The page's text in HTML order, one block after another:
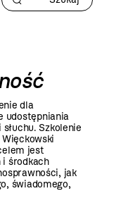
dla
udostępniania
Szkolenie
jest
i środkach
jak
świadomego,